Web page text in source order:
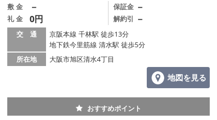
敷 金 －
礼 金 0円
保証金 －
解約引 －
交 通
京阪本線 千林駅 徒歩13分
地下鉄今里筋線 清水駅 徒歩5分
所在地
大阪市旭区清水4丁目
地図を見る
おすすめポイント